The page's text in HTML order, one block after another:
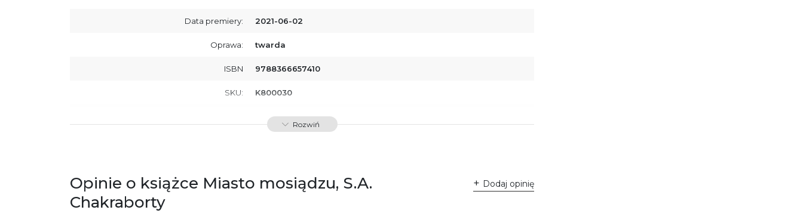
Data premiery: 2021-06-02
Oprawa: twarda
ISBN 9788366657410
SKU: K800030
zgodność produktu z przepisami:
Wydawnictwo Poznańskie Sp. z o.o.
ul. Fredry 8
Ostrzeżenia oraz informacje dotyczące
Załącznik PDF
Rozwiń
Opinie o książce Miasto mosiądzu, S.A.
Chakraborty
Dodaj opinię